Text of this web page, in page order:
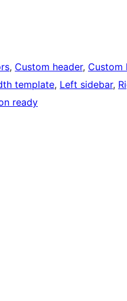
, Custom header, Custom
template, Left sidebar,
ready